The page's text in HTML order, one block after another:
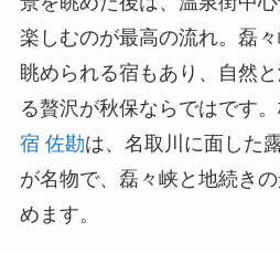
楽しむのが最高の流れ。磊
眺められる宿もあり、自然
る贅沢が秋保ならではです
宿 佐勘は、名取川に面した
が名物で、磊々峡と地続き
めます。